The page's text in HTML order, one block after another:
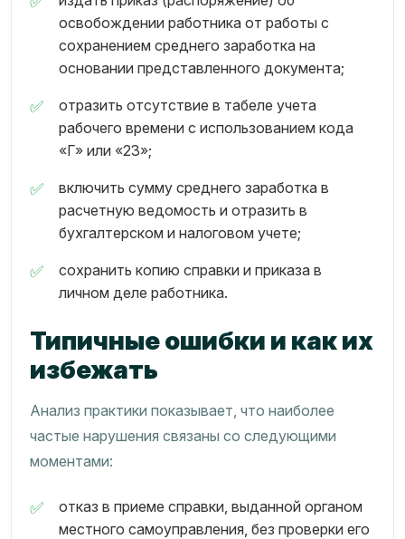
освобождении работника от работы с
сохранением среднего заработка на
основании представленного документа;
отразить отсутствие в табеле учета
рабочего времени с использованием кода
«Г» или «23»;
включить сумму среднего заработка в
расчетную ведомость и отразить в
бухгалтерском и налоговом учете;
сохранить копию справки и приказа в
личном деле работника.
Типичные ошибки и как их
избежать
Анализ практики показывает, что наиболее
частые нарушения связаны со следующими
моментами:
отказ в приеме справки, выданной органом
местного самоуправления, без проверки его